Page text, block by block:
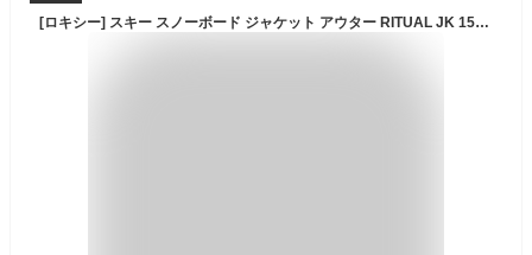
[ロキシー] スキー スノーボード ジャケット アウター RITUAL JK 15K 24S NERJTJ03447 GEF0 （グリーン/Ｌ/Lady's）